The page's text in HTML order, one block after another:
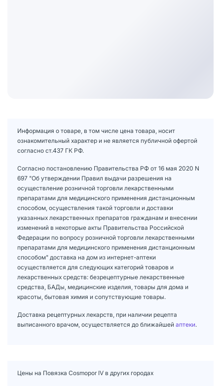
Информация о товаре, в том числе цена товара, носит
ознакомительный характер и не является публичной офертой
согласно ст.437 ГК РФ.
Согласно постановлению Правительства РФ от 16 мая 2020 N
697 "Об утверждении Правил выдачи разрешения на
осуществление розничной торговли лекарственными
препаратами для медицинского применения дистанционным
способом, осуществления такой торговли и доставки
указанных лекарственных препаратов гражданам и внесении
изменений в некоторые акты Правительства Российской
Федерации по вопросу розничной торговли лекарственными
препаратами для медицинского применения дистанционным
способом" доставка на дом из интернет-аптеки
осуществляется для следующих категорий товаров и
лекарственных средств: безрецептурные лекарственные
средства, БАДы, медицинские изделия, товары для дома и
красоты, бытовая химия и сопутствующие товары.
Доставка рецептурных лекарств, при наличии рецепта
выписанного врачом, осуществляется до ближайшей аптеки.
Цены на Повязка Cosmopor IV в других городах